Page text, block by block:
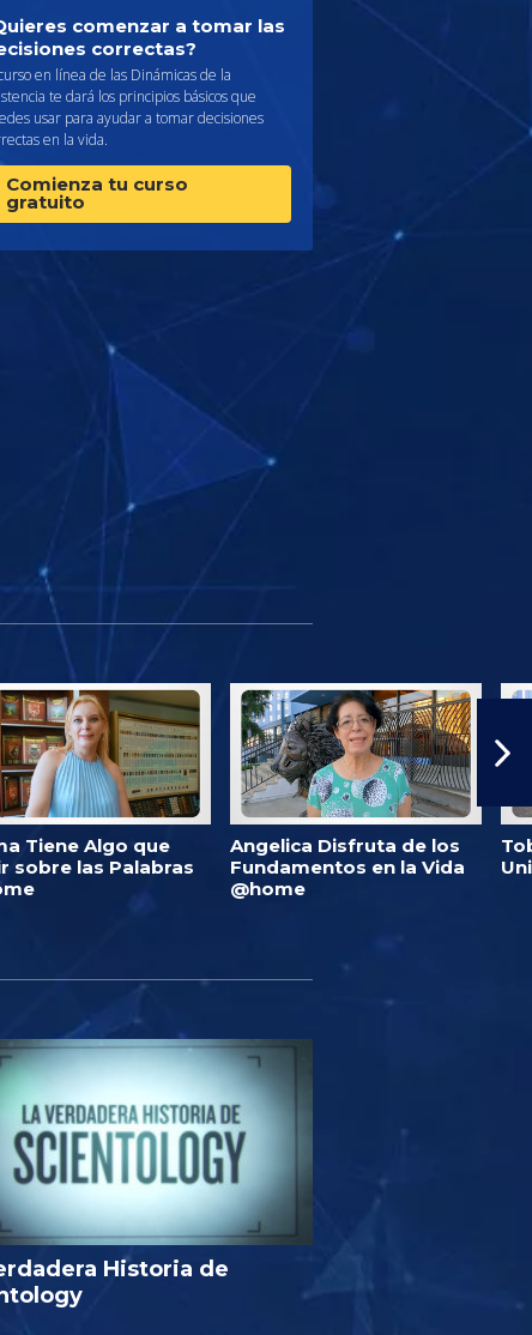
comenzar a tomar las
correctas?
en línea de las Dinámicas de la
te dará los principios básicos que
usar para ayudar a tomar decisiones
en la vida.
Comienza tu curso
gratuito
Tiene Algo que
sobre las Palabras
Angelica Disfruta de los
Fundamentos en la Vida
@home
Historia de